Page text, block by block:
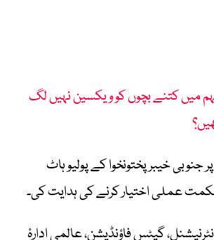
میں کتنے بچوں کو ویکسین نہیں لگ
جنوبی خیبرپختونخوا کے پولیو ہاٹ
عملی اختیار کرنے کی ہدایت کی۔
گیٹس فاؤنڈیشن، عالمی ادارۂ